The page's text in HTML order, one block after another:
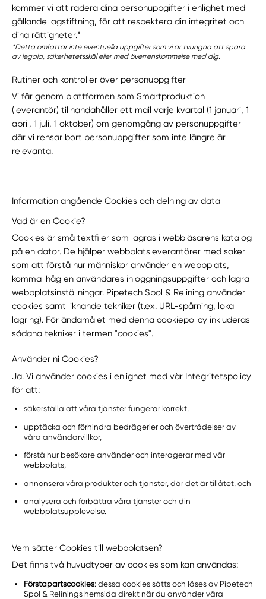
kommer vi att radera dina personuppgifter i enlighet med
gällande lagstiftning, för att respektera din integritet och
dina rättigheter.*
*Detta omfattar inte eventuella uppgifter som vi är tvungna att spara
av legala, säkerhetetsskäl eller med överrenskommelse med dig.
Rutiner och kontroller över personuppgifter
Vi får genom plattformen som Smartproduktion
(leverantör) tillhandahåller ett mail varje kvartal (1 januari, 1
april, 1 juli, 1 oktober) om genomgång av personuppgifter
där vi rensar bort personuppgifter som inte längre är
relevanta.
Information angående Cookies och delning av data
Vad är en Cookie?
Cookies är små textfiler som lagras i webbläsarens katalog
på en dator. De hjälper webbplatsleverantörer med saker
som att förstå hur människor använder en webbplats,
komma ihåg en användares inloggningsuppgifter och lagra
webbplatsinställningar. Pipetech Spol & Relining använder
cookies samt liknande tekniker (t.ex. URL-spårning, lokal
lagring). För ändamålet med denna cookiepolicy inkluderas
sådana tekniker i termen "cookies".
Använder ni Cookies?
Ja. Vi använder cookies i enlighet med vår Integritetspolicy
för att:
säkerställa att våra tjänster fungerar korrekt,
upptäcka och förhindra bedrägerier och överträdelser av
våra användarvillkor,
förstå hur besökare använder och interagerar med vår
webbplats,
annonsera våra produkter och tjänster, där det är tillåtet, och
analysera och förbättra våra tjänster och din
webbplatsupplevelse.
Vem sätter Cookies till webbplatsen?
Det finns två huvudtyper av cookies som kan användas:
Förstapartscookies: dessa cookies sätts och läses av Pipetech
Spol & Relinings hemsida direkt när du använder våra